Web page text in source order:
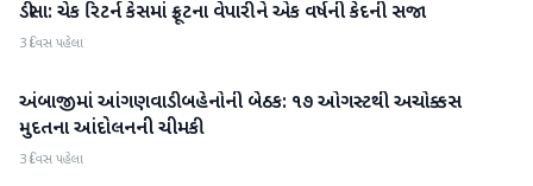
બનાસકાંઠા
ડીસા: ચેક રિટર્ન કેસમાં ફ્રૂટના વેપારીને એક વર્ષની કેદની સજા
3 દિવસ પહેલા
બનાસકાંઠા
અંબાજીમાં આંગણવાડી બહેનોની બેઠક: ૧૭ ઓગસ્ટથી અચોક્કસ
મુદતના આંદોલનની ચીમકી
3 દિવસ પહેલા